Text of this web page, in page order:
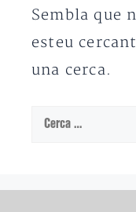
Sembla que
esteu
una cerca.
Cerca: